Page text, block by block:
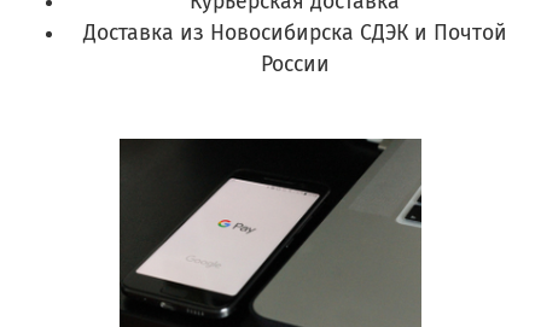
Доставка из Новосибирска СДЭК и Почтой
России